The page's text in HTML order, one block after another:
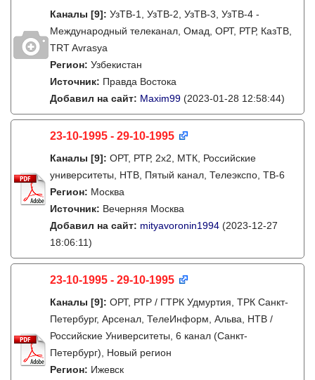
Каналы [9]: УзТВ-1, УзТВ-2, УзТВ-3, УзТВ-4 -
Международный телеканал, Омад, ОРТ, РТР, КазТВ,
TRT Avrasya
Регион: Узбекистан
Источник: Правда Востока
Добавил на сайт: Maxim99 (2023-01-28 12:58:44)
23-10-1995 - 29-10-1995
Каналы [9]: ОРТ, РТР, 2х2, МТК, Российские
университеты, НТВ, Пятый канал, Телеэкспо, ТВ-6
Регион: Москва
Источник: Вечерняя Москва
Добавил на сайт: mityavoronin1994 (2023-12-27
18:06:11)
23-10-1995 - 29-10-1995
Каналы [9]: ОРТ, РТР / ГТРК Удмуртия, ТРК Санкт-
Петербург, Арсенал, ТелеИнформ, Альва, НТВ /
Российские Университеты, 6 канал (Санкт-
Петербург), Новый регион
Регион: Ижевск